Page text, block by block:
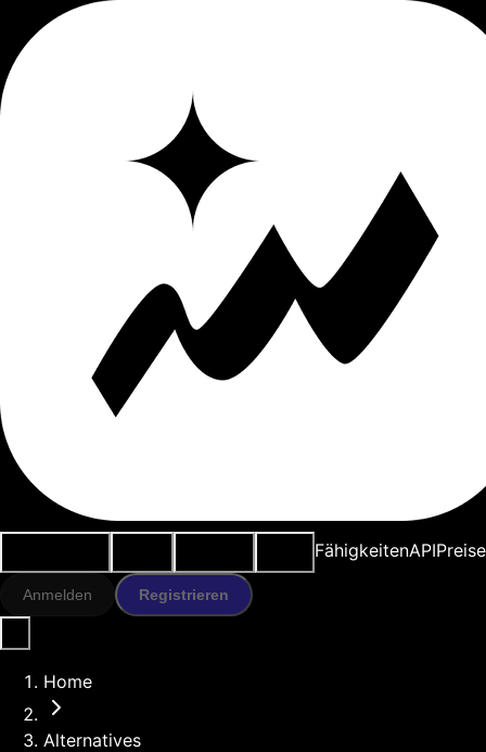
FähigkeitenAPIPreise
Anmelden Registrieren
Home
Alternatives